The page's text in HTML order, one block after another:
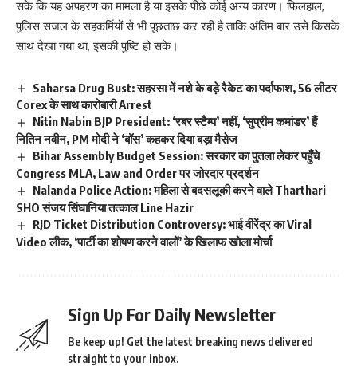
सके कि यह अपहरण का मामला है या इसके पीछे कोई अन्य कारण। फिलहाल,
पुलिस सजल के सहकर्मियों से भी पूछताछ कर रही है ताकि अंतिम बार उसे किसके
साथ देखा गया था, इसकी पुष्टि हो सके।
Saharsa Drug Bust: सहरसा में नशे के बड़े रैकेट का पर्दाफाश, 56 लीटर
Corex के साथ कारोबारी Arrest
Nitin Nabin BJP President: ‘रबर स्टैम्प’ नहीं, ‘सुप्रीम कमांडर’ हैं
नितिन नवीन, PM मोदी ने ‘बॉस’ कहकर दिया बड़ा मैसेज
Bihar Assembly Budget Session: सरकार का पुतला लेकर पहुँचे
Congress MLA, Law and Order पर जोरदार प्रदर्शन
Nalanda Police Action: महिला से बदसलूकी करने वाले Tharthari
SHO संजय सिंघानिया तत्काल Line Hazir
RJD Ticket Distribution Controversy: भाई वीरेंद्र का Viral
Video लीक, ‘पार्टी का शोषण करने वालों’ के खिलाफ खोला मोर्चा
Sign Up For Daily Newsletter
Be keep up! Get the latest breaking news delivered
straight to your inbox.